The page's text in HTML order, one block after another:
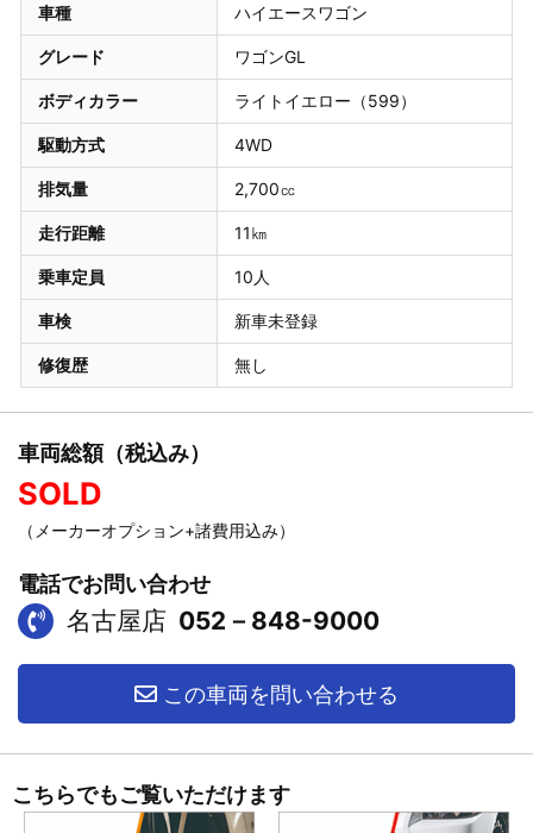
車種 ハイエースワゴン
グレード ワゴンGL
ボディカラー ライトイエロー（599）
駆動方式 4WD
排気量 2,700㏄
走行距離 11㎞
乗車定員 10人
車検 新車未登録
修復歴 無し
車両総額（税込み）
SOLD
（メーカーオプション+諸費用込み）
電話でお問い合わせ
名古屋店 052－848-9000
この車両を問い合わせる
こちらでもご覧いただけます